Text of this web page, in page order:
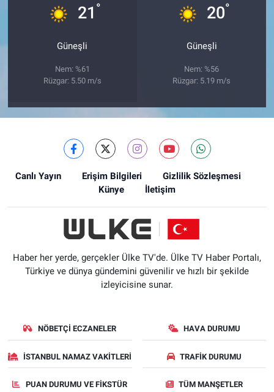
21 °
Güneşli
Nem: %61
Rüzgar: 5.50 m/s
20°
Güneşli
Nem: %56
Rüzgar: 5.19 m/s
Canlı Yayın Erişim Bilgileri
Gizlilik Sözleşmesi
Künye
İletişim
Haber her yerde, gerçekler Ülke TV'de. Ülke TV Haber Portalı,
Türkiye ve dünya gündemini güvenilir ve hızlı bir şekilde
izleyicisine sunar.
NÖBETÇI ECZANELER HAVA DURUMU
İSTANBUL NAMAZ VAKITLERI TRAFIK DURUMU
PUAN DURUMU VE FIKSTÜR TÜM MANŞETLER